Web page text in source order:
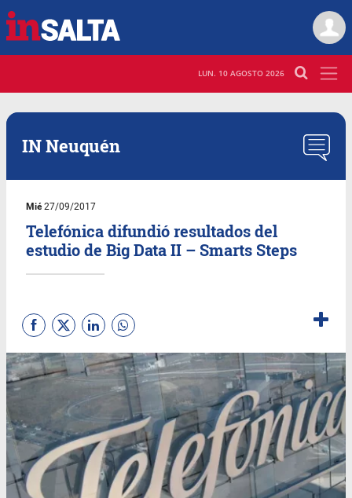
LUN. 10 AGOSTO 2026
IN Neuquén
Mié27/09/2017
Telefónica difundió resultados del
estudio de Big Data II – Smarts Steps